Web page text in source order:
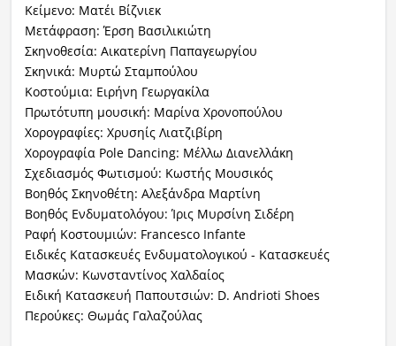
Κείμενο: Ματέι Βίζνιεκ
Μετάφραση: Έρση Βασιλικιώτη
Σκηνοθεσία: Αικατερίνη Παπαγεωργίου
Σκηνικά: Μυρτώ Σταμπούλου
Κοστούμια: Ειρήνη Γεωργακίλα
Πρωτότυπη μουσική: Μαρίνα Χρονοπούλου
Χορογραφίες: Χρυσηίς Λιατζιβίρη
Χορογραφία Pole Dancing: Μέλλω Διανελλάκη
Σχεδιασμός Φωτισμού: Κωστής Μουσικός
Βοηθός Σκηνοθέτη: Αλεξάνδρα Μαρτίνη
Βοηθός Ενδυματολόγου: Ίρις Μυρσίνη Σιδέρη
Ραφή Κοστουμιών: Francesco Infante
Ειδικές Κατασκευές Ενδυματολογικού - Κατασκευές
Μασκών: Κωνσταντίνος Χαλδαίος
Ειδική Κατασκευή Παπουτσιών: D. Andrioti Shoes
Περούκες: Θωμάς Γαλαζούλας